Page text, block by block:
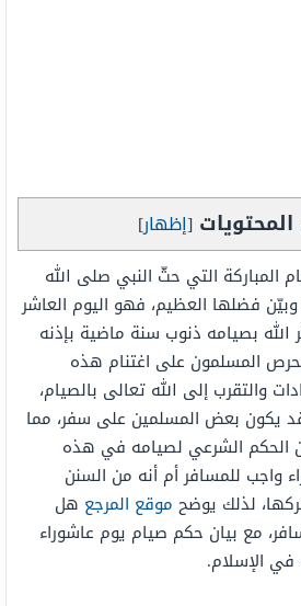
[إظهار]
المباركة التي حثّ النبي صلى الله
فضلها العظيم، فهو اليوم العاشر
بصيامه ذنوب سنة ماضية بإذنه
المسلمون على اغتنام هذه
والتقرب إلى الله تعالى بالصيام،
يكون بعض المسلمين على سفر، مما
الحكم الشرعي لصيامه في هذه
واجب للمسافر أم أنه من السنن
لذلك يوضح موقع المرجع هل
مع بيان حكم صيام يوم عاشوراء
في الإسلام.